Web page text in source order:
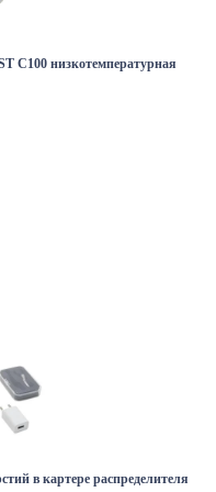
C100 низкотемпературная
в картере распределителя